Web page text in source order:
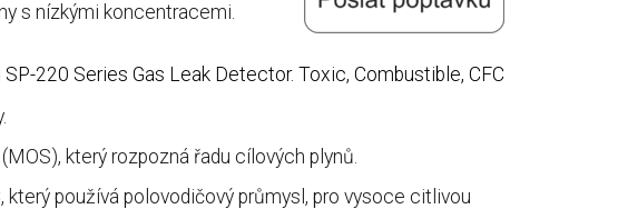
s nízkými koncentracemi.
který rozpozná řadu cílových plynů.
používá polovodičový průmysl, pro vysoce citlivou